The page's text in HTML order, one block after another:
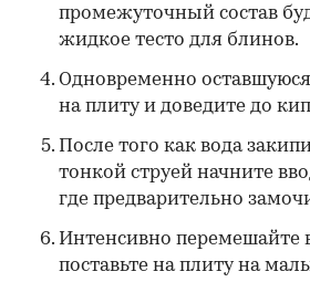
промежуточный состав
жидкое тесто для блинов.
Одновременно оставшуюся
на плиту и доведите до
После того как вода
тонкой струей начните
где предварительно
Интенсивно перемешайте
поставьте на плиту на